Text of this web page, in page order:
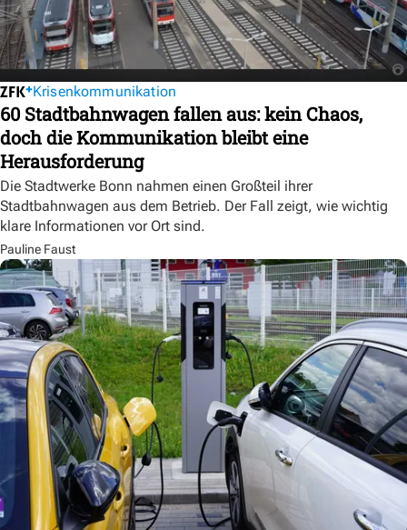
Krisenkommunikation
60 Stadtbahnwagen fallen aus: kein Chaos,
doch die Kommunikation bleibt eine
Herausforderung
Die Stadtwerke Bonn nahmen einen Großteil ihrer
Stadtbahnwagen aus dem Betrieb. Der Fall zeigt, wie wichtig
klare Informationen vor Ort sind.
Pauline Faust